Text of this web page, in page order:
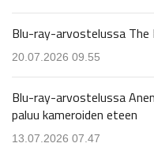
Blu-ray-arvostelussa
20.07.2026 09.55
Blu-ray-arvostelussa
paluu kameroiden eteen
13.07.2026 07.47